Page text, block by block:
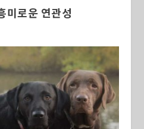
미로운 연관성